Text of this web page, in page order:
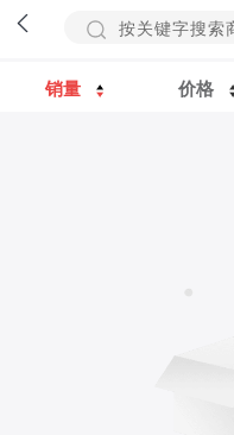
销量 价格